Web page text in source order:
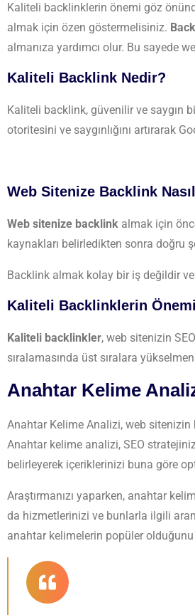
Kaliteli backlinklerin önemi göz
almak için özen göstermelisiniz.
almanıza yardımcı olur. Bu sayede
Kaliteli Backlink Nedir?
Kaliteli backlink, güvenilir ve saygın
otoritesini ve saygınlığını artırarak
Web Sitenize Backlink Nasıl
Web sitenize backlink almak için
kaynakları belirledikten sonra doğru
Backlink almak kolay bir iş değildir
Kaliteli Backlinklerin Önemi
Kaliteli backlinkler, web sitenizin
sıralamasında üst sıralara
Anahtar Kelime
Anahtar Kelime Analizi, web
Anahtar kelime analizi, SEO
belirleyerek içeriklerinizi buna göre
Araştırmanızı yaparken, anahtar
da hizmetlerinizi ve bunlarla ilgili
anahtar kelimelerin popüler